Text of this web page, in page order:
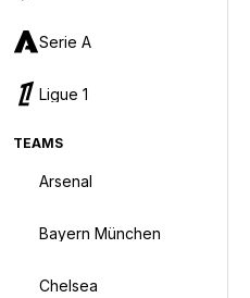
Serie A
Ligue 1
TEAMS
Arsenal
Bayern München
Chelsea